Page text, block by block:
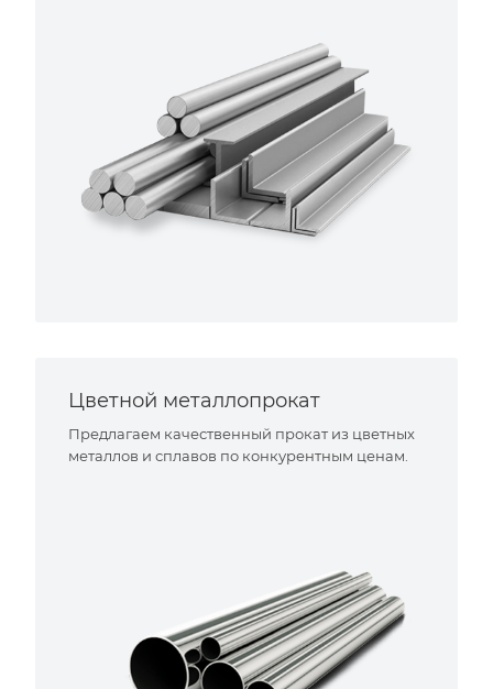
Цветной металлопрокат
Предлагаем качественный прокат из цветных
металлов и сплавов по конкурентным ценам.